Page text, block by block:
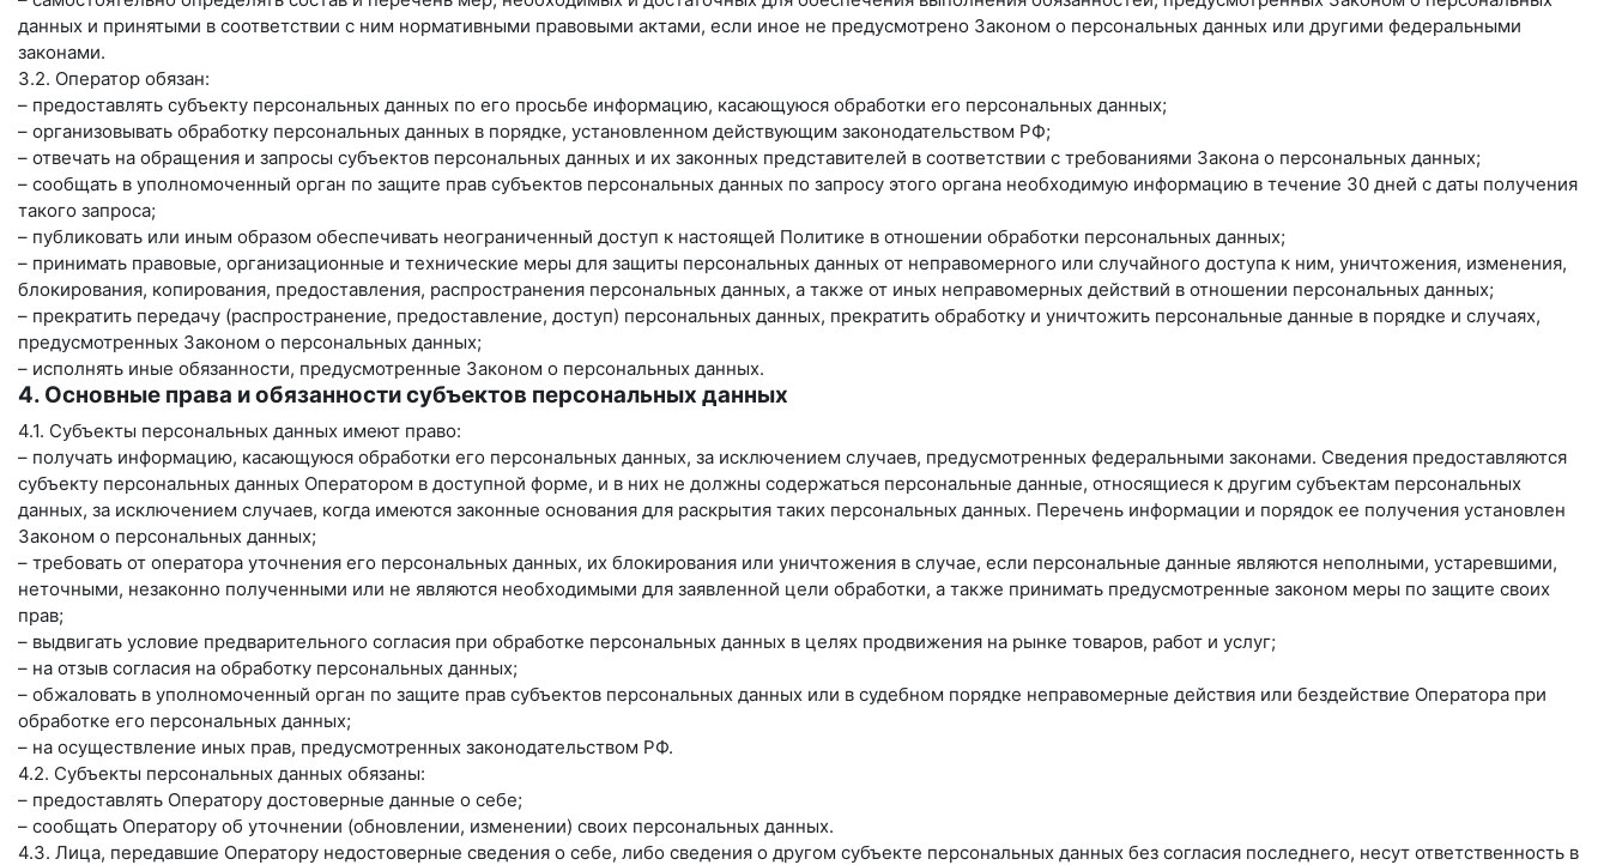
данных и принятыми в соответствии с ним нормативными правовыми актами, если иное не предусмотрено Законом о персональных данных или другими федеральными
законами.
3.2. Оператор обязан:
– предоставлять субъекту персональных данных по его просьбе информацию, касающуюся обработки его персональных данных;
– организовывать обработку персональных данных в порядке, установленном действующим законодательством РФ;
– отвечать на обращения и запросы субъектов персональных данных и их законных представителей в соответствии с требованиями Закона о персональных данных;
– сообщать в уполномоченный орган по защите прав субъектов персональных данных по запросу этого органа необходимую информацию в течение 30 дней с даты получения
такого запроса;
– публиковать или иным образом обеспечивать неограниченный доступ к настоящей Политике в отношении обработки персональных данных;
– принимать правовые, организационные и технические меры для защиты персональных данных от неправомерного или случайного доступа к ним, уничтожения, изменения,
блокирования, копирования, предоставления, распространения персональных данных, а также от иных неправомерных действий в отношении персональных данных;
– прекратить передачу (распространение, предоставление, доступ) персональных данных, прекратить обработку и уничтожить персональные данные в порядке и случаях,
предусмотренных Законом о персональных данных;
– исполнять иные обязанности, предусмотренные Законом о персональных данных.
4. Основные права и обязанности субъектов персональных данных
4.1. Субъекты персональных данных имеют право:
– получать информацию, касающуюся обработки его персональных данных, за исключением случаев, предусмотренных федеральными законами. Сведения предоставляются
субъекту персональных данных Оператором в доступной форме, и в них не должны содержаться персональные данные, относящиеся к другим субъектам персональных
данных, за исключением случаев, когда имеются законные основания для раскрытия таких персональных данных. Перечень информации и порядок ее получения установлен
Законом о персональных данных;
– требовать от оператора уточнения его персональных данных, их блокирования или уничтожения в случае, если персональные данные являются неполными, устаревшими,
неточными, незаконно полученными или не являются необходимыми для заявленной цели обработки, а также принимать предусмотренные законом меры по защите своих
прав;
– выдвигать условие предварительного согласия при обработке персональных данных в целях продвижения на рынке товаров, работ и услуг;
– на отзыв согласия на обработку персональных данных;
– обжаловать в уполномоченный орган по защите прав субъектов персональных данных или в судебном порядке неправомерные действия или бездействие Оператора при
обработке его персональных данных;
– на осуществление иных прав, предусмотренных законодательством РФ.
4.2. Субъекты персональных данных обязаны:
– предоставлять Оператору достоверные данные о себе;
– сообщать Оператору об уточнении (обновлении, изменении) своих персональных данных.
4.3. Лица, передавшие Оператору недостоверные сведения о себе, либо сведения о другом субъекте персональных данных без согласия последнего, несут ответственность в